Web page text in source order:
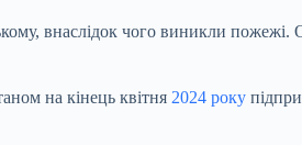
внаслідок чого виникли пожежі.
на кінець квітня 2024 року